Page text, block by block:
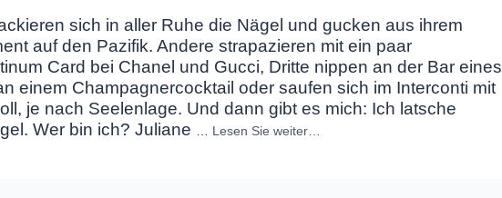
sich in aller Ruhe die Nägel und gucken aus ihrem
auf den Pazifik. Andere strapazieren mit ein paar
Card bei Chanel und Gucci, Dritte nippen an der Bar eines
einem Champagnercocktail oder saufen sich im Interconti mit
je nach Seelenlage. Und dann gibt es mich: Ich latsche
Wer bin ich? Juliane
Lesen Sie weiter…